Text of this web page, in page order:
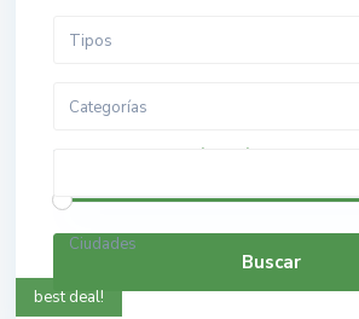
Tipos
Categorías
Rango de precios: $ 0 a $ 5.000.000.000
Ciudades
Buscar
best deal!